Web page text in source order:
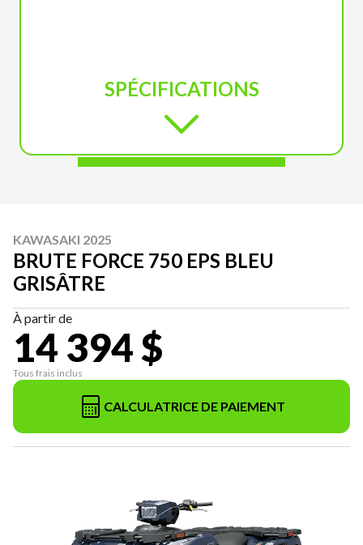
SPÉCIFICATIONS
KAWASAKI 2025
BRUTE FORCE 750 EPS BLEU
GRISÂTRE
À partir de
14 394 $
Tous frais inclus
CALCULATRICE DE PAIEMENT